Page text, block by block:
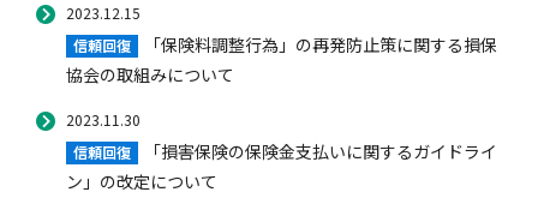
2023.12.15
信頼回復
「保険料調整行為」の再発防止策に関する損保
協会の取組みについて
2023.11.30
信頼回復
「損害保険の保険金支払いに関するガイドライ
ン」の改定について